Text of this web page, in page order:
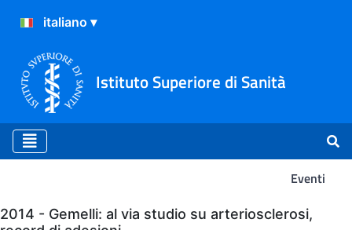
Istituto Superiore di Sanità
Eventi
Eventi
2014 - Gemelli: al via studio su arteriosclerosi,